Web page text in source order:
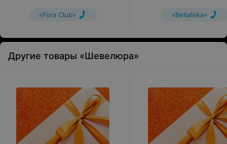
«Fora Club» «BellaNika»
Другие товары «Шевелюра»